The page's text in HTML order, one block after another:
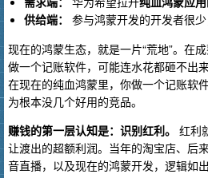
供给端：
参与鸿蒙开发的开发者很
现在的鸿蒙生态，就是一片“荒地”。在
做一个记账软件，可能连水花都砸不出
在现在的纯血鸿蒙里，你做一个记账软
为根本没几个好用的竞品。
赚钱的第一层认知是：识别红利。 红利
让渡出的超额利润。当年的淘宝店、后
音直播，以及现在的鸿蒙开发，逻辑如出